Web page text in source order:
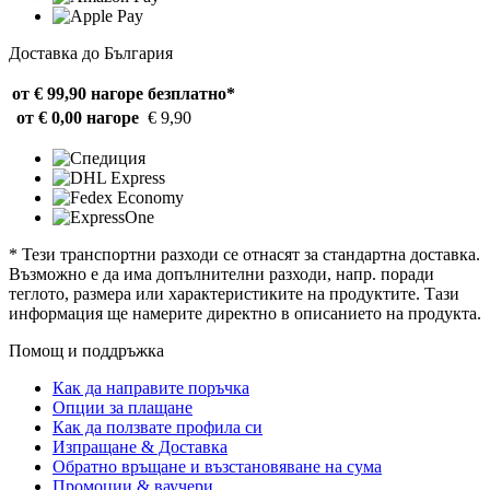
Доставка до България
от € 99,90 нагоре безплатно*
от € 0,00 нагоре € 9,90
* Тези транспортни разходи се отнасят за стандартна доставка.
Възможно е да има допълнителни разходи, напр. поради
теглото, размера или характеристиките на продуктите. Тази
информация ще намерите директно в описанието на продукта.
Помощ и поддръжка
Как да направите поръчка
Опции за плащане
Как да ползвате профила си
Изпращане & Доставка
Обратно връщане и възстановяване на сума
Промоции & ваучери